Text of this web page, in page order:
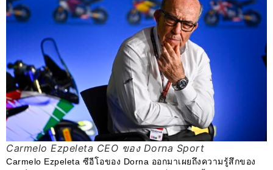
Carmelo Ezpeleta CEO ของ Dorna Sport
Carmelo Ezpeleta ซีอีโอของ Dorna ออกมาเผยถึงความรู้สึกของ